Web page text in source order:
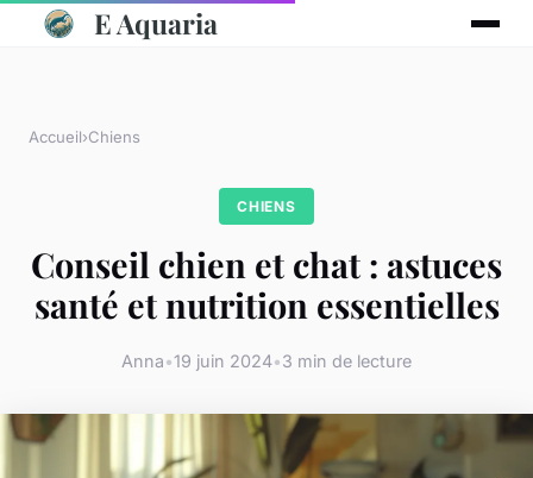
E Aquaria
Accueil›Chiens
CHIENS
Conseil chien et chat : astuces
santé et nutrition essentielles
Anna•19 juin 2024•3 min de lecture